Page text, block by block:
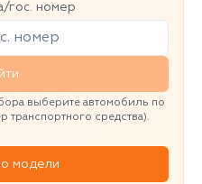
гос. номер
выберите автомобиль по
средства).
модели